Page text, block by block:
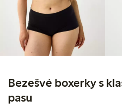
Bezešvé boxerky s
pasu